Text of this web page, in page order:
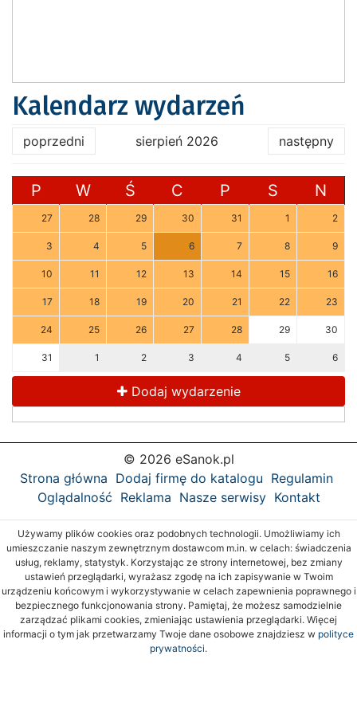
Kalendarz wydarzeń
poprzedni sierpień 2026 następny
P W Ś C P S N
27 28 29 30 31 1 2
3 4 5 6 7 8 9
10 11 12 13 14 15 16
17 18 19 20 21 22 23
24 25 26 27 28 29 30
31 1 2 3 4 5 6
Dodaj wydarzenie
© 2026 eSanok.pl
Strona główna Dodaj firmę do katalogu Regulamin
Oglądalność Reklama Nasze serwisy Kontakt
Używamy plików cookies oraz podobnych technologii. Umożliwiamy ich
umieszczanie naszym zewnętrznym dostawcom m.in. w celach: świadczenia
usług, reklamy, statystyk. Korzystając ze strony internetowej, bez zmiany
ustawień przeglądarki, wyrażasz zgodę na ich zapisywanie w Twoim
urządzeniu końcowym i wykorzystywanie w celach zapewnienia poprawnego i
bezpiecznego funkcjonowania strony. Pamiętaj, że możesz samodzielnie
zarządzać plikami cookies, zmieniając ustawienia przeglądarki. Więcej
informacji o tym jak przetwarzamy Twoje dane osobowe znajdziesz w polityce
prywatności.